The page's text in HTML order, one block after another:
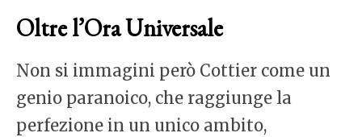
Oltre l’Ora Universale
Non si immagini però Cottier come un
genio paranoico, che raggiunge la
perfezione in un unico ambito,